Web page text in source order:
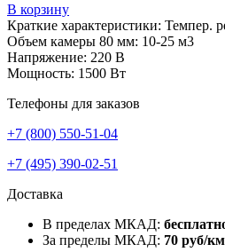
В корзину
Краткие характеристики: Темпер.
Объем камеры 80 мм: 10-25 м3
Напряжение: 220 В
Мощность: 1500 Вт
Телефоны для заказов
+7 (800) 550-51-04
+7 (495) 390-02-51
Доставка
В пределах МКАД:
За пределы МКАД: 70 руб/км